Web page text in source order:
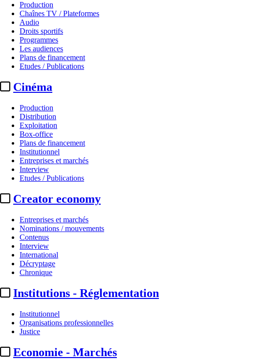
Production
Chaînes TV / Plateformes
Audio
Droits sportifs
Programmes
Les audiences
Plans de financement
Etudes / Publications
Cinéma
Production
Distribution
Exploitation
Box-office
Plans de financement
Institutionnel
Entreprises et marchés
Interview
Etudes / Publications
Creator economy
Entreprises et marchés
Nominations / mouvements
Contenus
Interview
International
Décryptage
Chronique
Institutions - Réglementation
Institutionnel
Organisations professionnelles
Justice
Economie - Marchés
Institutionnel
Pass Culture :
Par
Enguérand Renault